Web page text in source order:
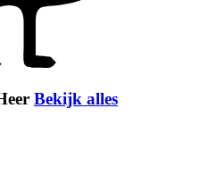
Bekijk alles